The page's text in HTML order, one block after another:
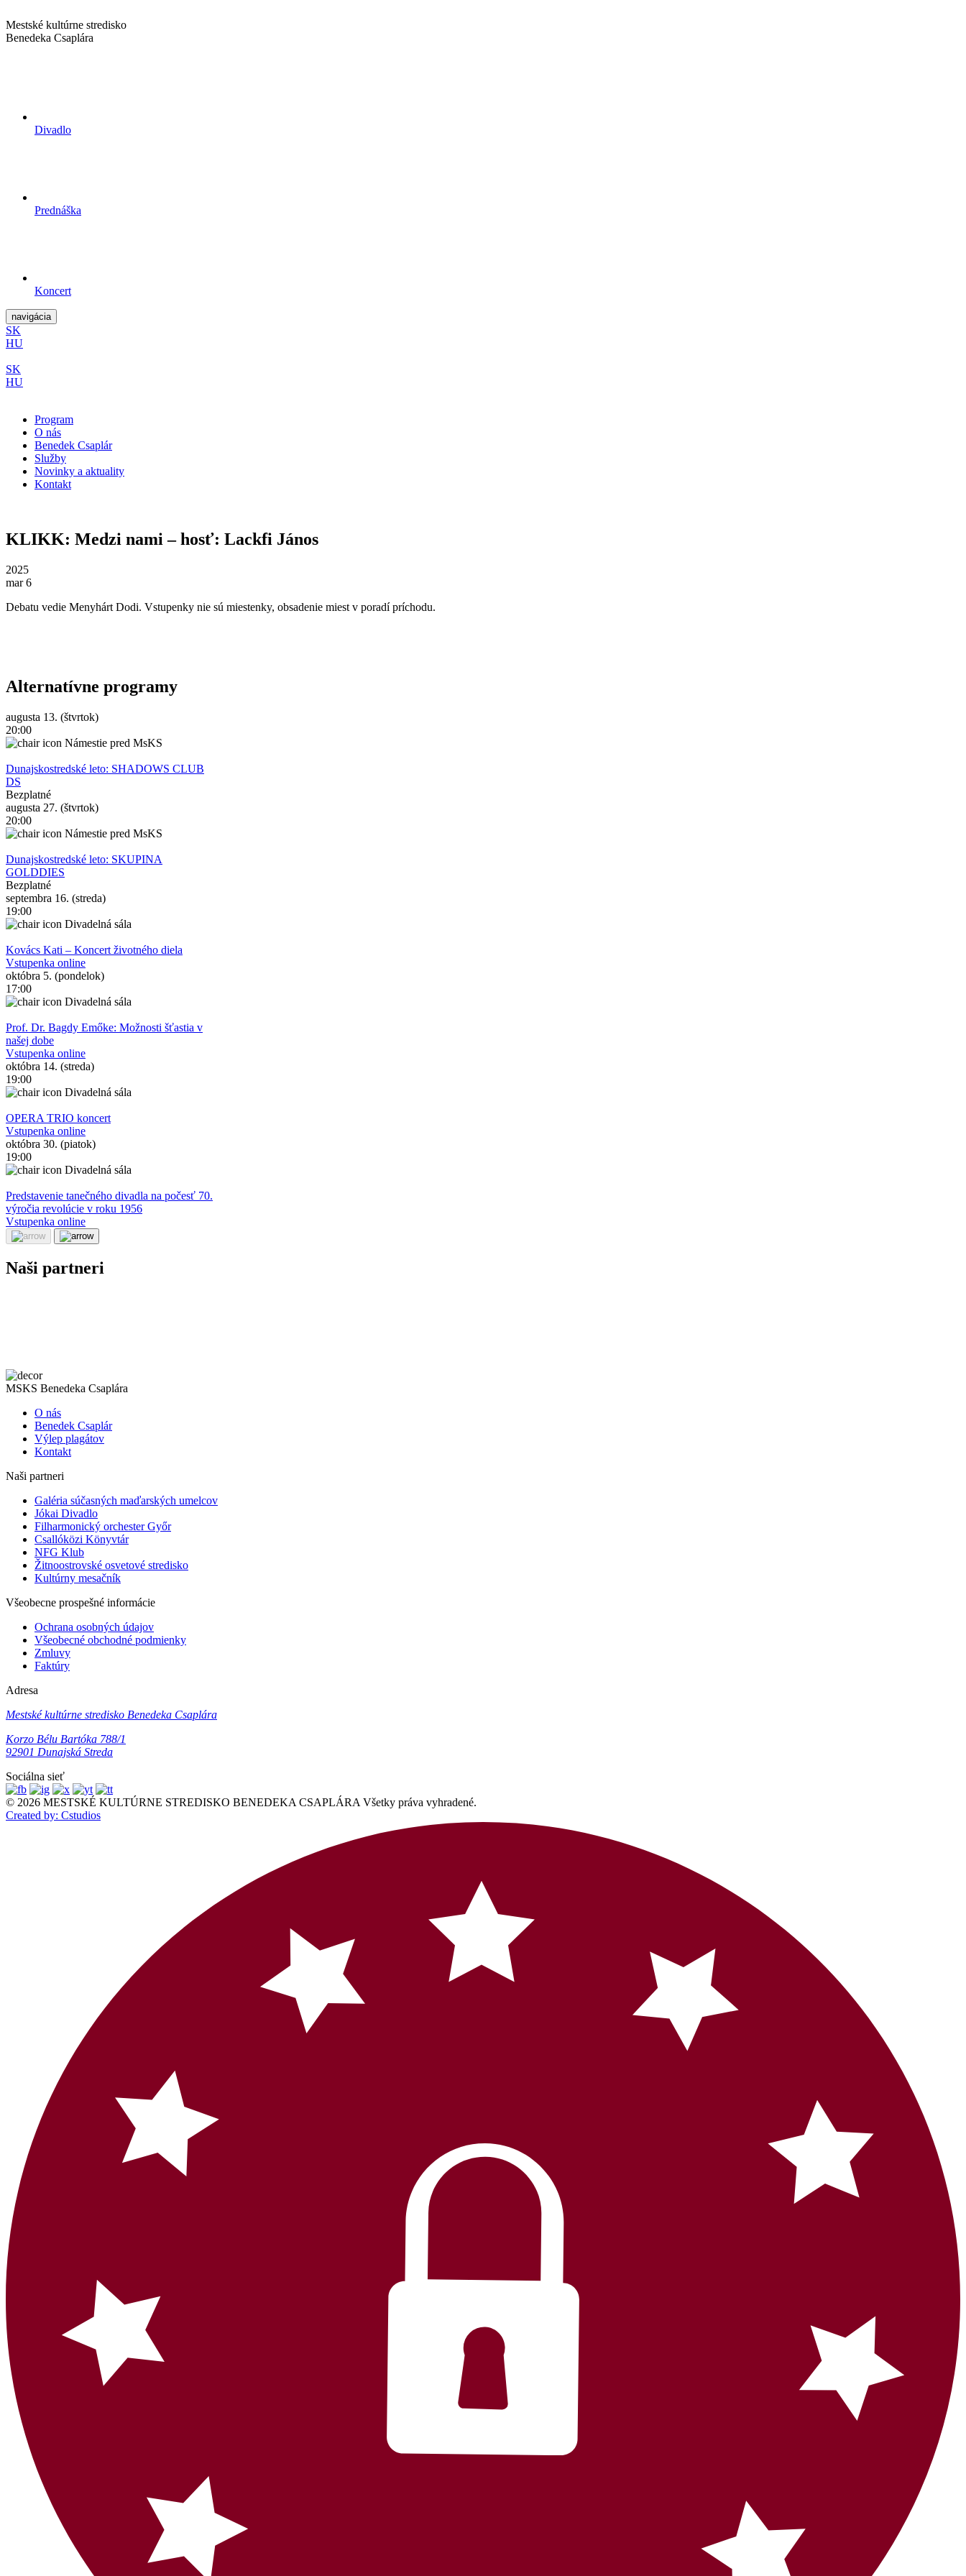
Mestské kultúrne stredisko
Benedeka Csaplára
Divadlo
Prednáška
Koncert
navigácia
SK
HU
SK
HU
Program
O nás
Benedek Csaplár
Služby
Novinky a aktuality
Kontakt
KLIKK: Medzi nami – hosť: Lackfi János
2025
mar 6
Debatu vedie Menyhárt Dodi. Vstupenky nie sú miestenky, obsadenie miest v poradí príchodu.
Alternatívne programy
augusta 13. (štvrtok)
20:00
Námestie pred MsKS
Dunajskostredské leto: SHADOWS CLUB
DS
Bezplatné
augusta 27. (štvrtok)
20:00
Námestie pred MsKS
Dunajskostredské leto: SKUPINA
GOLDDIES
Bezplatné
septembra 16. (streda)
19:00
Divadelná sála
Kovács Kati – Koncert životného diela
Vstupenka online
októbra 5. (pondelok)
17:00
Divadelná sála
Prof. Dr. Bagdy Emőke: Možnosti šťastia v
našej dobe
Vstupenka online
októbra 14. (streda)
19:00
Divadelná sála
OPERA TRIO koncert
Vstupenka online
októbra 30. (piatok)
19:00
Divadelná sála
Predstavenie tanečného divadla na počesť 70.
výročia revolúcie v roku 1956
Vstupenka online
Naši partneri
MSKS Benedeka Csaplára
O nás
Benedek Csaplár
Výlep plagátov
Kontakt
Naši partneri
Galéria súčasných maďarských umelcov
Jókai Divadlo
Filharmonický orchester Győr
Csallóközi Könyvtár
NFG Klub
Žitnoostrovské osvetové stredisko
Kultúrny mesačník
Všeobecne prospešné informácie
Ochrana osobných údajov
Všeobecné obchodné podmienky
Zmluvy
Faktúry
Adresa
Mestské kultúrne stredisko Benedeka Csaplára
Korzo Bélu Bartóka 788/1
92901 Dunajská Streda
Sociálna sieť
© 2026 MESTSKÉ KULTÚRNE STREDISKO BENEDEKA CSAPLÁRA Všetky práva vyhradené.
Created by: Cstudios